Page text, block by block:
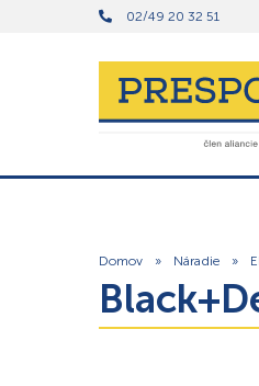
02/49 20 32 51
Domov » Náradie »